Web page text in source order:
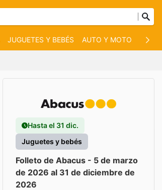
JUGUETES Y BEBÉS AUTO Y MOTO
Hasta el 31 dic.
Juguetes y bebés
Folleto de Abacus - 5 de marzo
de 2026 al 31 de diciembre de
2026